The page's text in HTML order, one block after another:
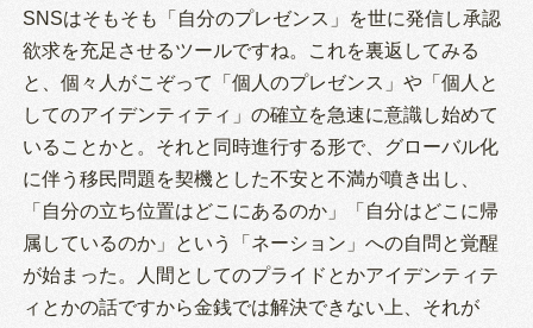
SNSはそもそも「自分のプレゼンス」を世に発信し承認
欲求を充足させるツールですね。これを裏返してみる
と、個々人がこぞって「個人のプレゼンス」や「個人と
してのアイデンティティ」の確立を急速に意識し始めて
いることかと。それと同時進行する形で、グローバル化
に伴う移民問題を契機とした不安と不満が噴き出し、
「自分の立ち位置はどこにあるのか」「自分はどこに帰
属しているのか」という「ネーション」への自問と覚醒
が始まった。人間としてのプライドとかアイデンティテ
ィとかの話ですから金銭では解決できない上、それが